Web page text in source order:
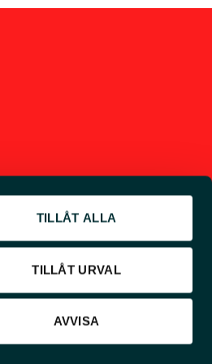
TILLÅT ALLA
TILLÅT URVAL
AVVISA